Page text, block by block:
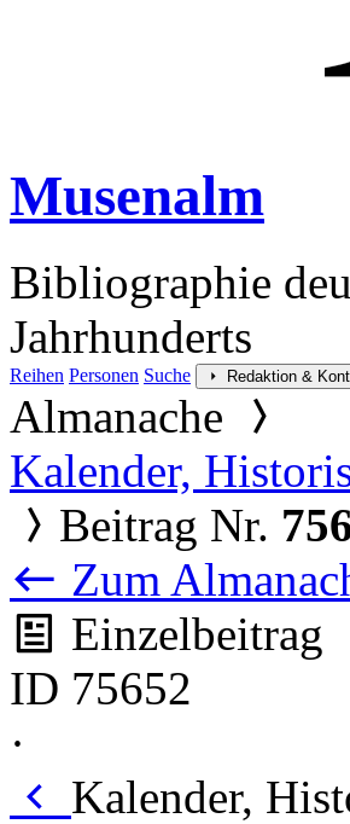
Musenalm
Bibliographie
Jahrhunderts
Reihen Personen Suche Redaktion &
Almanache
Kalender,
Beitrag Nr.
Zum
Einzelbeitrag
ID 75652
·
Kalender,